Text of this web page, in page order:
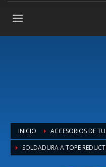
INICIO
ACCESORIOS DE
SOLDADURA A TOPE